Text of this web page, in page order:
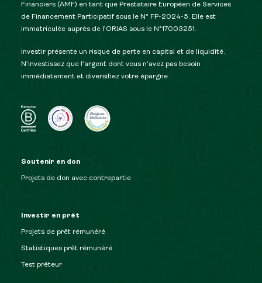
Financiers (AMF) en tant que Prestataire Européen de Services
de Financement Participatif sous le N° FP-2024-5. Elle est
immatriculée auprès de l’ORIAS sous le N°17003251.
Investir présente un risque de perte en capital et de liquidité.
N’investissez que l’argent dont vous n’avez pas besoin
immédiatement et diversifiez votre épargne.
Soutenir en don
Projets de don avec contrepartie
Investir en prêt
Projets de prêt rémunéré
Statistiques prêt rémunéré
Test prêteur